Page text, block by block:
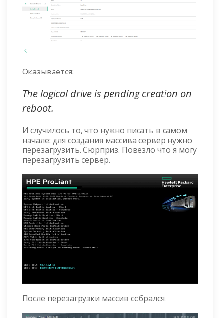
Оказывается:
The logical drive is pending creation on
reboot.
И случилось то, что нужно писать в самом
начале: для создания массива сервер нужно
перезагрузить. Сюрприз. Повезло что я могу
перезагрузить сервер.
После перезагрузки массив собрался.